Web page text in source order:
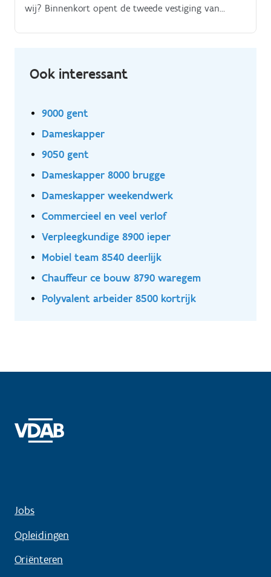
wij? Binnenkort opent de tweede vestiging van
naar een goedlachse.
Ook interessant
9000 gent
Dameskapper
9050 gent
Dameskapper 8000 brugge
Dameskapper weekendwerk
Commercieel en veel verlof
Verpleegkundige 8900 ieper
Mobiel team 8540 deerlijk
Chauffeur ce bouw 8790 waregem
Polyvalent arbeider 8500 kortrijk
Jobs
Opleidingen
Oriënteren